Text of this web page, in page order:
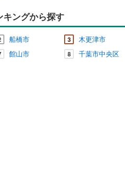
キングから探す
船橋市 3 木更津市
館山市 8 千葉市中央区